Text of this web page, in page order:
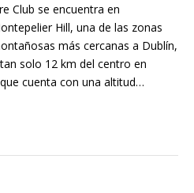
Club se encuentra en
Hill, una de las zonas
más cercanas a Dublín,
solo 12 km del centro en
cuenta con una altitud…